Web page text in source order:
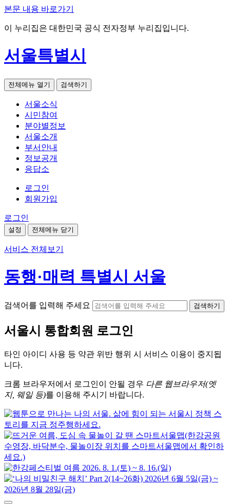
본문 내용 바로가기
이 누리집은 대한민국 공식 전자정부 누리집입니다.
서울특별시
전체메뉴 열기 검색하기
서울소식
시민참여
분야별정보
서울소개
부서안내
정보공개
응답소
로그인
회원가입
로그인
설정 전체메뉴 닫기
서비스 전체보기
동행·매력 특별시 서울
검색어를 입력해 주세요 검색하기
서울시 통합회원 로그인
타인 아이디 사용 등 약관 위반 행위 시 서비스 이용이 중지됩
니다.
크롬 브라우저에서 로그인이 안될 경우 다른 웹브라우저(엣
지, 웨일 등)를 이용해 주시기 바랍니다.